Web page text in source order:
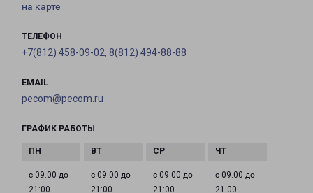
на карте
ТЕЛЕФОН
+7(812) 458-09-02, 8(812) 494-88-88
EMAIL
pecom@pecom.ru
ГРАФИК РАБОТЫ
с 09:00 до
21:00
с 09:00 до
21:00
с 09:00 до
21:00
с 09:00 до
21:00